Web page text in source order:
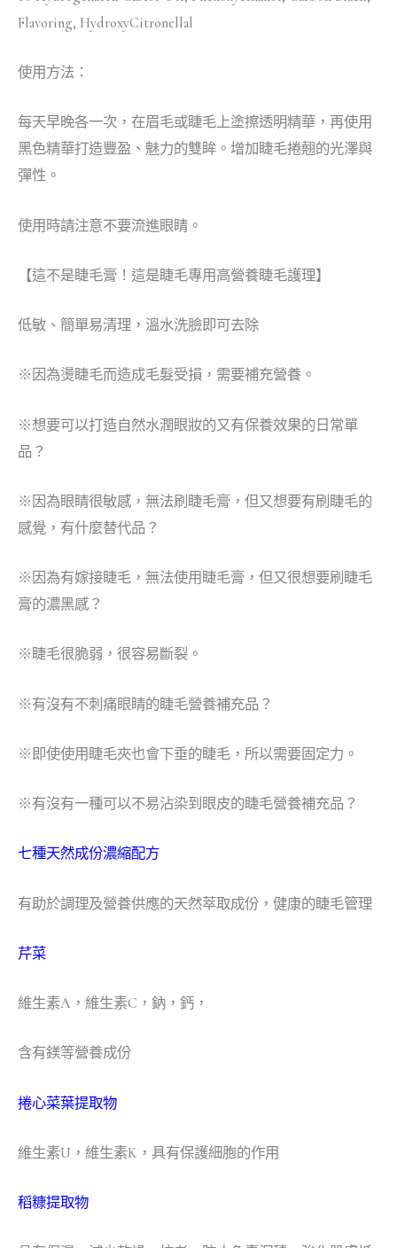
Flavoring, HydroxyCitronellal
使用方法：
每天早晚各一次，在眉毛或睫毛上塗擦透明精華，再使用
黑色精華打造豐盈、魅力的雙眸。增加睫毛捲翹的光澤與
彈性。
使用時請注意不要流進眼睛。
【這不是睫毛膏！這是睫毛專用高營養睫毛護理】
低敏、簡單易清理，溫水洗臉即可去除
※因為燙睫毛而造成毛髮受損，需要補充營養。
※想要可以打造自然水潤眼妝的又有保養效果的日常單
品？
※因為眼睛很敏感，無法刷睫毛膏，但又想要有刷睫毛的
感覺，有什麼替代品？
※因為有嫁接睫毛，無法使用睫毛膏，但又很想要刷睫毛
膏的濃黑感？
※睫毛很脆弱，很容易斷裂。
※有沒有不刺痛眼睛的睫毛營養補充品？
※即使使用睫毛夾也會下垂的睫毛，所以需要固定力。
※有沒有一種可以不易沾染到眼皮的睫毛營養補充品？
七種天然成份濃縮配方
有助於調理及營養供應的天然萃取成份，健康的睫毛管理
芹菜
維生素A，維生素C，鈉，鈣，
含有鎂等營養成份
捲心菜葉提取物
維生素U，維生素K，具有保護細胞的作用
稻糠提取物